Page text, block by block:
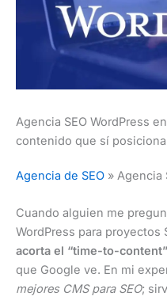
Agencia SEO WordPress
contenido que sí posiciona
Agencia de SEO » Agencia
Cuando alguien me
WordPress para proyectos
acorta el “time-to-content”
que Google ve. En mi
mejores CMS para SEO;